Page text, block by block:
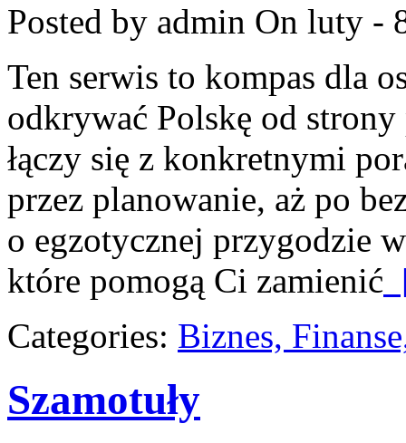
Posted by admin On luty -
Ten serwis to kompas dla
odkrywać Polskę od
łączy się z konkretnymi
przez planowanie, aż po
o egzotycznej przygodzie
które pomogą Ci zamienić
Categories: Biznes,
Szamotuły